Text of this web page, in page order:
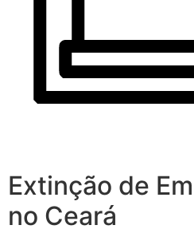
Extinção de
no Ceará